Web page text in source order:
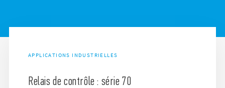
APPLICATIONS INDUSTRIELLES
Relais de contrôle : série 70